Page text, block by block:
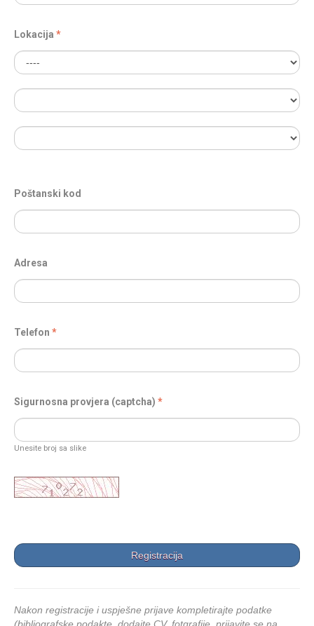
Lokacija
Poštanski kod
Adresa
Telefon
Sigurnosna provjera (captcha)
Unesite broj sa slike
Nakon registracije i uspješne prijave kompletirajte podatke